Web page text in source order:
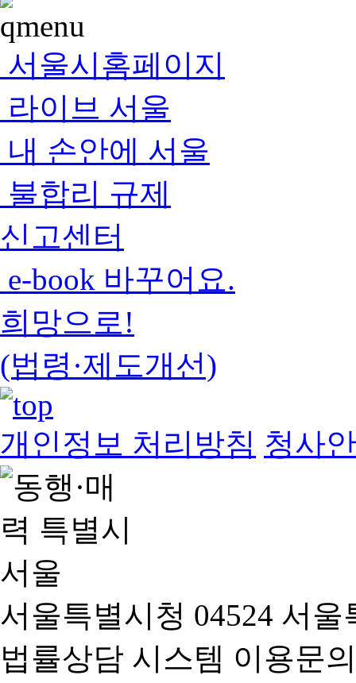
서울시홈페이지
라이브 서울
내 손안에 서울
불합리 규제
신고센터
e-book 바꾸어요.
희망으로!
(법령·제도개선)
개인정보 처리방침 청사
서울특별시청 04524 서
법률상담 시스템 이용문